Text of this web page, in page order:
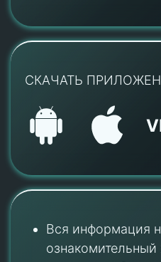
СКАЧАТЬ
Вся информация
ознакомительный